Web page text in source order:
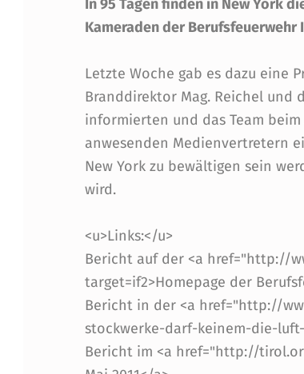
T
E
S
T
R
I
N
I
N
In 95 Tagen finden in New York
Kameraden der
Letzte Woche gab es dazu eine
Branddirektor Mag. Reichel und
informierten und das Team
anwesenden Medienvertretern
New York zu bewältigen sein
wird.
<u>Links:</u>
Bericht auf der <a href="http://
target=if2>Homepage der
Bericht in der <a href="http://
stockwerke-darf-keinem-die-luft-
Bericht im <a href="http://